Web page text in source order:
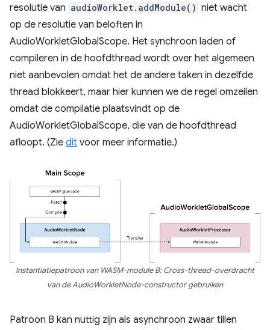
resolutie van audioWorklet.addModule() niet wacht
op de resolutie van beloften in
AudioWorkletGlobalScope. Het synchroon laden of
compileren in de hoofdthread wordt over het algemeen
niet aanbevolen omdat het de andere taken in dezelfde
thread blokkeert, maar hier kunnen we de regel omzeilen
omdat de compilatie plaatsvindt op de
AudioWorkletGlobalScope, die van de hoofdthread
afloopt. (Zie dit voor meer informatie.)
Instantiatiepatroon van WASM-module B: Cross-thread-overdracht
van de AudioWorkletNode-constructor gebruiken
Patroon B kan nuttig zijn als asynchroon zwaar tillen